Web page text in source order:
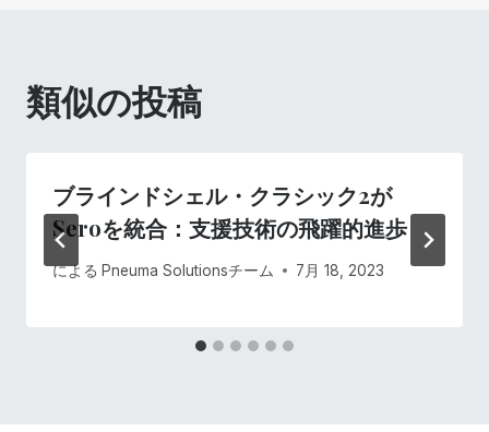
シ
ン
類似の投稿
ブラインドシェル・クラシック2が
Seroを統合：支援技術の飛躍的進歩
による Pneuma Solutionsチーム 7月 18, 2023